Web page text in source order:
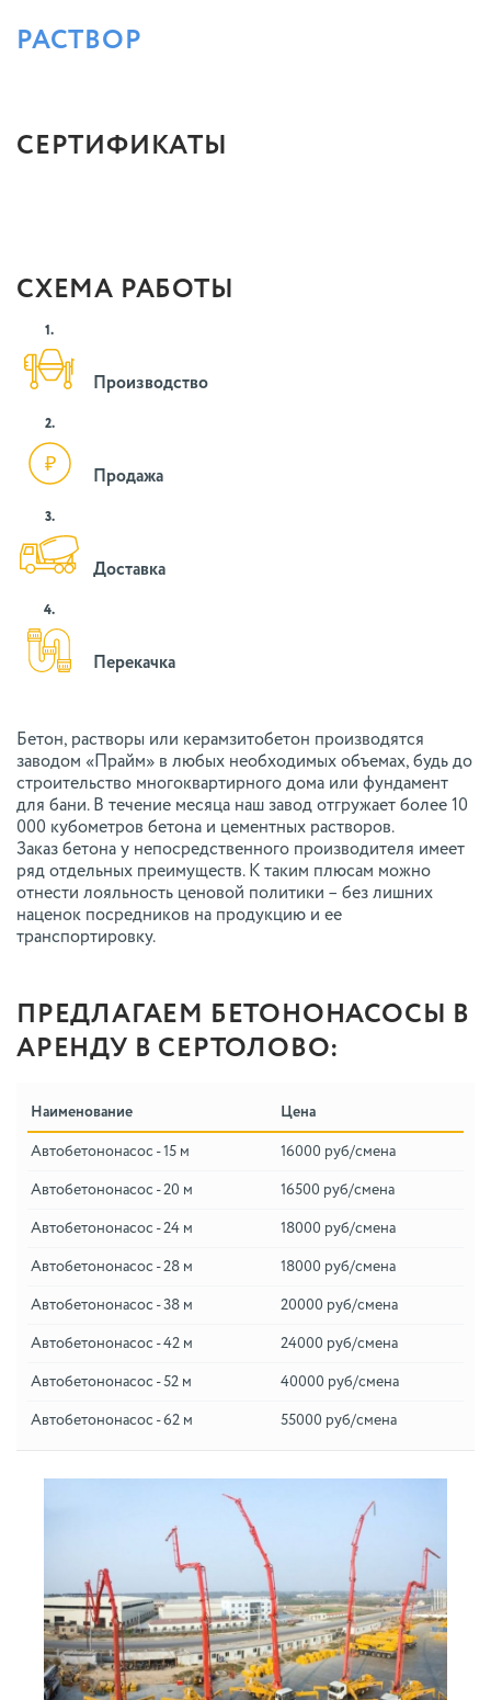
РАСТВОР
СЕРТИФИКАТЫ
СХЕМА РАБОТЫ
1.
Производство
2.
Продажа
3.
Доставка
4.
Перекачка
Бетон, растворы или керамзитобетон производятся
заводом «Прайм» в любых необходимых объемах, будь до
строительство многоквартирного дома или фундамент
для бани. В течение месяца наш завод отгружает более 10
000 кубометров бетона и цементных растворов.
Заказ бетона у непосредственного производителя имеет
ряд отдельных преимуществ. К таким плюсам можно
отнести лояльность ценовой политики – без лишних
наценок посредников на продукцию и ее
транспортировку.
ПРЕДЛАГАЕМ БЕТОНОНАСОСЫ В
АРЕНДУ В СЕРТОЛОВО:
Наименование Цена
Автобетононасос - 15 м 16000 руб/смена
Автобетононасос - 20 м 16500 руб/смена
Автобетононасос - 24 м 18000 руб/смена
Автобетононасос - 28 м 18000 руб/смена
Автобетононасос - 38 м 20000 руб/смена
Автобетононасос - 42 м 24000 руб/смена
Автобетононасос - 52 м 40000 руб/смена
Автобетононасос - 62 м 55000 руб/смена